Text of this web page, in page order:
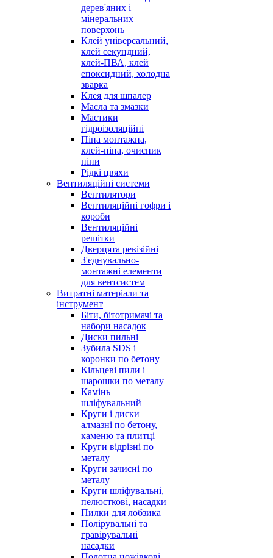
дерев'яних і
мінеральних
поверхонь
Клей універсальний,
клей секундний,
клей-ПВА, клей
епоксидний, холодна
зварка
Клея для шпалер
Масла та змазки
Мастики
гідроізоляційні
Піна монтажна,
клей-піна, очисник
піни
Рідкі цвяхи
Вентиляційні системи
Вентилятори
Вентиляційні гофри і
короби
Вентиляційні
решітки
Дверцята ревізійні
З'єднувально-
монтажні елементи
для вентсистем
Витратні матеріали та
інструмент
Біти, бітотримачі та
набори насадок
Диски пильні
Зубила SDS і
коронки по бетону
Кільцеві пили і
шарошки по металу
Камінь
шліфувальний
Круги і диски
алмазні по бетону,
каменю та плитці
Круги відрізні по
металу
Круги зачисні по
металу
Круги шліфувальні,
пелюсткові, насадки
Пилки для лобзика
Полірувальні та
гравірувальні
насадки